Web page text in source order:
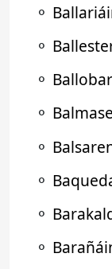
⚬
⚬
⚬ Ballobar
⚬
⚬
⚬
⚬
⚬